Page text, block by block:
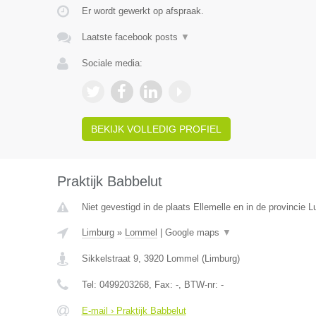
Er wordt gewerkt op afspraak.
Laatste facebook posts ▼
Sociale media:
BEKIJK VOLLEDIG PROFIEL
Praktijk Babbelut
Niet gevestigd in de plaats Ellemelle en in de provincie
Limburg» Lommel Google maps ▼
Sikkelstraat 9, 3920 Lommel (Limburg)
Tel: 0499203268, Fax: -, BTW-nr: -
E-mail › Praktijk Babbelut